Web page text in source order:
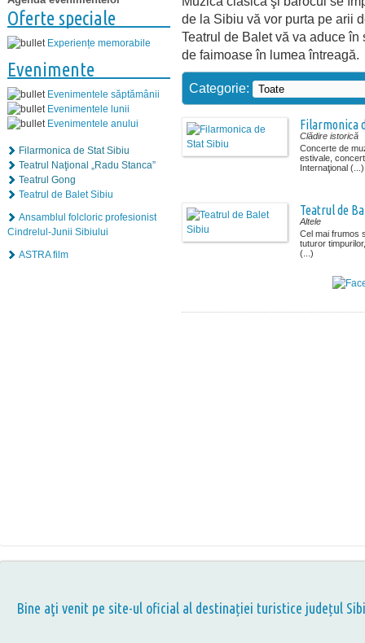
Oferte speciale
Experiențe memorabile
Evenimente
Evenimentele săptămânii
Evenimentele lunii
Evenimentele anului
Filarmonica de Stat Sibiu
Teatrul Naţional „Radu Stanca”
Teatrul Gong
Teatrul de Balet Sibiu
Ansamblul folcloric profesionist
Cindrelul-Junii Sibiului
ASTRA film
de la Sibiu vă vor purta pe arii
Teatrul de Balet vă va aduce
de faimoase în lumea întreagă.
Categorie:
Filarmonica
Clădire istorică
Concerte de
estivale,
Internaţional (...)
Teatrul de
Altele
Cel mai frumos
tuturor
(...)
Bine aţi venit pe site-ul oficial al destinației turistice județul